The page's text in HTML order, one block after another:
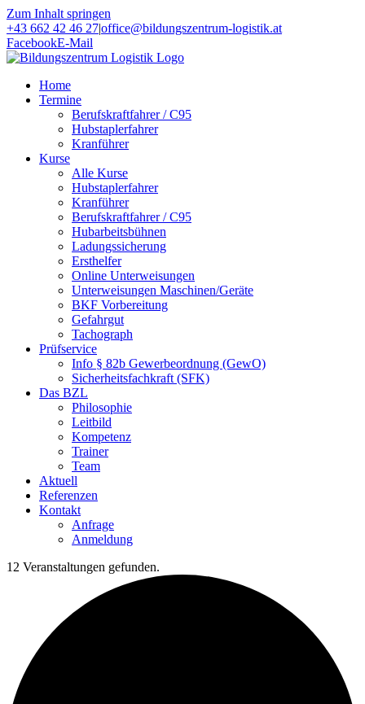
Zum Inhalt springen
+43 662 42 46 27|office@bildungszentrum-logistik.at
FacebookE-Mail
Home
Termine
Berufskraftfahrer / C95
Hubstaplerfahrer
Kranführer
Kurse
Alle Kurse
Hubstaplerfahrer
Kranführer
Berufskraftfahrer / C95
Hubarbeitsbühnen
Ladungssicherung
Ersthelfer
Online Unterweisungen
Unterweisungen Maschinen/Geräte
BKF Vorbereitung
Gefahrgut
Tachograph
Prüfservice
Info § 82b Gewerbeordnung (GewO)
Sicherheitsfachkraft (SFK)
Das BZL
Philosophie
Leitbild
Kompetenz
Trainer
Team
Aktuell
Referenzen
Kontakt
Anfrage
Anmeldung
12 Veranstaltungen gefunden.